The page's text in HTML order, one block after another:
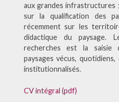
aux grandes
sur la qualification des
récemment sur les
didactique du paysage.
recherches est la saisie
paysages vécus,
institutionnalisés.
CV intégral (pdf)